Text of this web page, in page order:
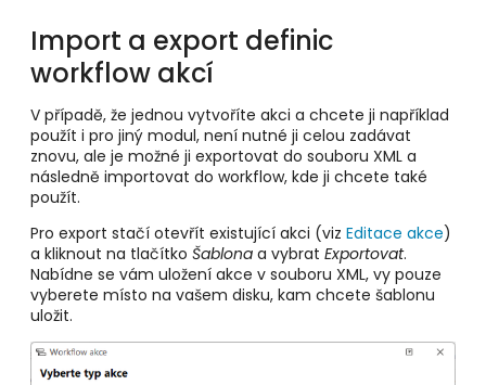
Import a export definic
workflow akcí
V případě, že jednou vytvoříte akci a chcete ji například
použít i pro jiný modul, není nutné ji celou zadávat
znovu, ale je možné ji exportovat do souboru XML a
následně importovat do workflow, kde ji chcete také
použít.
Pro export stačí otevřít existující akci (viz Editace akce)
a kliknout na tlačítko Šablona a vybrat Exportovat.
Nabídne se vám uložení akce v souboru XML, vy pouze
vyberete místo na vašem disku, kam chcete šablonu
uložit.